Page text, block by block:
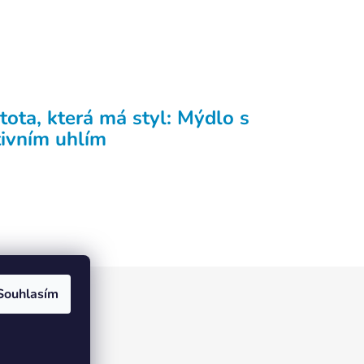
která má styl: Mýdlo s
uhlím